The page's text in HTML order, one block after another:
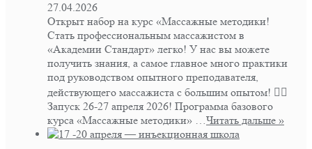
27.04.2026
Открыт набор на курс «Массажные методики!
Стать профессиональным массажистом в
«Академии Стандарт» легко! У нас вы можете
получить знания, а самое главное много практики
под руководством опытного преподавателя,
действующего массажиста с большим опытом! 👍🏻
Запуск 26-27 апреля 2026! Программа базового
курса «Массажные методики» …Читать дальше »